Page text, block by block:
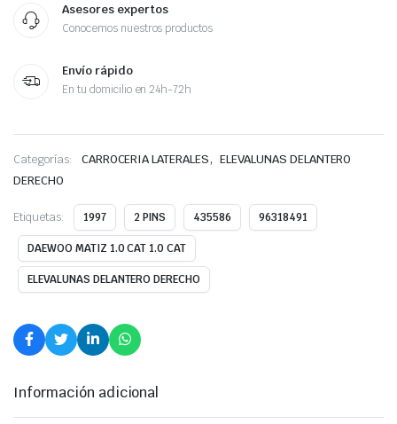
Asesores expertos
Conocemos nuestros productos
Envío rápido
En tu domicilio en 24h-72h
Categorías: CARROCERIA LATERALES, ELEVALUNAS DELANTERO
DERECHO
Etiquetas: 1997 2 PINS 435586 96318491
DAEWOO MATIZ 1.0 CAT 1.0 CAT
ELEVALUNAS DELANTERO DERECHO
Información adicional